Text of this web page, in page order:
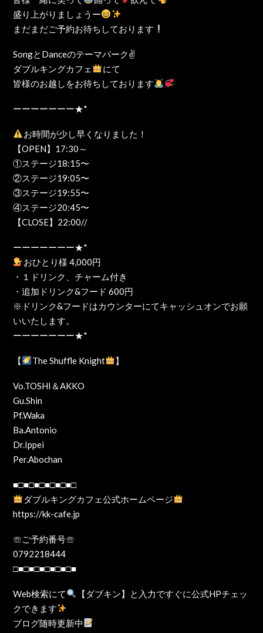
盛り上がりましょうー
まだまだご予約お待ちしております
SongとDanceのテーマパーク✌️
ダブルキングカフェ
にて
皆様のお越しをお待ちしております
ーーーーーーー★*
お時間が少し早くなりました！
【OPEN】17:30～
①ステージ18:15〜
②ステージ19:05〜
③ステージ19:55〜
④ステージ20:45〜
【CLOSE】22:00//
ーーーーーーー★*
おひとり様 4,000円
・１ドリンク、チャーム付き
・追加ドリンク&フード 600円
※ドリンク&フードはカウンターにてキャッシュオンでお願
いいたします。
ーーーーーーー★*
【 The Shuffle Knight 】
Vo.TOSHI＆AKKO
Gu.Shin
Pf.Waka
Ba.Antonio
Dr.Ippei
Per.Abochan
■□■□■□■□■□■□
ダブルキングカフェ公式ホームページ
https://kk-cafe.jp
☏ご予約番号☏
0792218444
□■□■□■□■□■□■
Web検索にて
【ダブキン】と入力ですぐに公式HPチェッ
クできます
ブログ随時更新中